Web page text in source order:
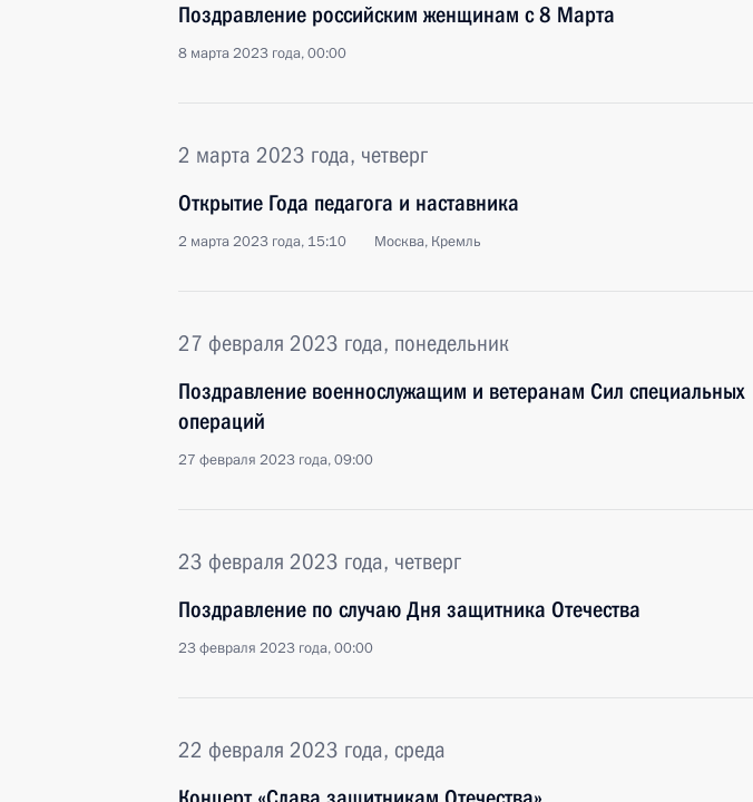
Поздравление российским женщинам с 8 Марта
8 марта 2023 года, 00:00
2 марта 2023 года, четверг
Открытие Года педагога и наставника
2 марта 2023 года, 15:10 Москва, Кремль
27 февраля 2023 года, понедельник
Поздравление военнослужащим и ветеранам Сил специальных
операций
27 февраля 2023 года, 09:00
23 февраля 2023 года, четверг
Поздравление по случаю Дня защитника Отечества
23 февраля 2023 года, 00:00
22 февраля 2023 года, среда